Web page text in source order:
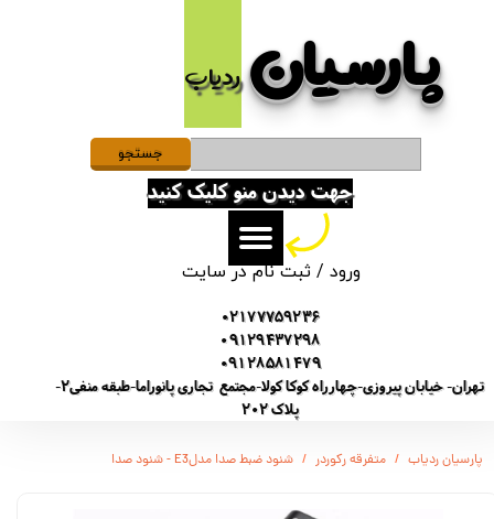
پارسیان​​​​​​​ردیاب
ورود /ثبت نام در سایت
حساب کاربری من
تغییر گذر واژه
سفارشات
خروج از حساب کاربری
02177759236
09129437298
09128581479
تهران- خیابان پیروزی-چهارراه کوکا کولا-مجتمع تجاری پانوراما-طبقه منفی2-
پلاک 202
جهت دیدن منو کلیک کنید
جستجو
پارسیان ردیاب متفرقه رکوردر شنود ضبط صدا مدلE3 - شنود صدا